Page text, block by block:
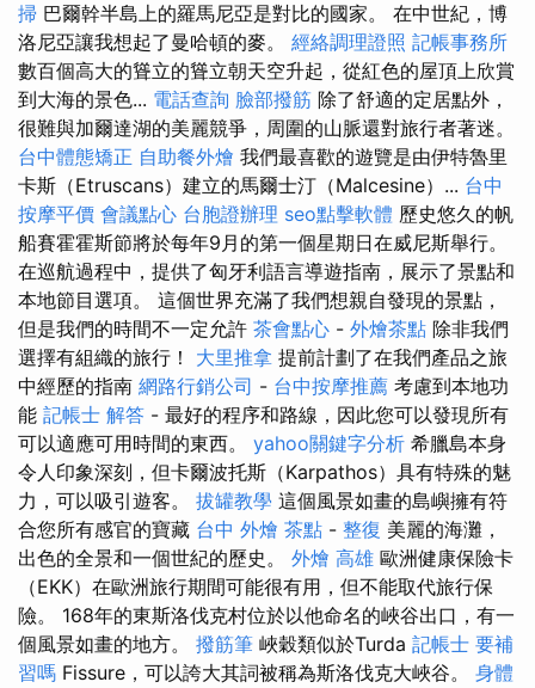
掃 巴爾幹半島上的羅馬尼亞是對比的國家。 在中世紀，博
洛尼亞讓我想起了曼哈頓的麥。 經絡調理證照 記帳事務所
數百個高大的聳立的聳立朝天空升起，從紅色的屋頂上欣賞
到大海的景色... 電話查詢 臉部撥筋 除了舒適的定居點外，
很難與加爾達湖的美麗競爭，周圍的山脈還對旅行者著迷。
台中體態矯正 自助餐外燴 我們最喜歡的遊覽是由伊特魯里
卡斯（Etruscans）建立的馬爾士汀（Malcesine）... 台中
按摩平價 會議點心 台胞證辦理 seo點擊軟體 歷史悠久的帆
船賽霍霍斯節將於每年9月的第一個星期日在威尼斯舉行。
在巡航過程中，提供了匈牙利語言導遊指南，展示了景點和
本地節目選項。 這個世界充滿了我們想親自發現的景點，
但是我們的時間不一定允許 茶會點心 - 外燴茶點 除非我們
選擇有組織的旅行！ 大里推拿 提前計劃了在我們產品之旅
中經歷的指南 網路行銷公司 - 台中按摩推薦 考慮到本地功
能 記帳士 解答 - 最好的程序和路線，因此您可以發現所有
可以適應可用時間的東西。 yahoo關鍵字分析 希臘島本身
令人印象深刻，但卡爾波托斯（Karpathos）具有特殊的魅
力，可以吸引遊客。 拔罐教學 這個風景如畫的島嶼擁有符
合您所有感官的寶藏 台中 外燴 茶點 - 整復 美麗的海灘，
出色的全景和一個世紀的歷史。 外燴 高雄 歐洲健康保險卡
（EKK）在歐洲旅行期間可能很有用，但不能取代旅行保
險。 168年的東斯洛伐克村位於以他命名的峽谷出口，有一
個風景如畫的地方。 撥筋筆 峽穀類似於Turda 記帳士 要補
習嗎 Fissure，可以誇大其詞被稱為斯洛伐克大峽谷。 身體